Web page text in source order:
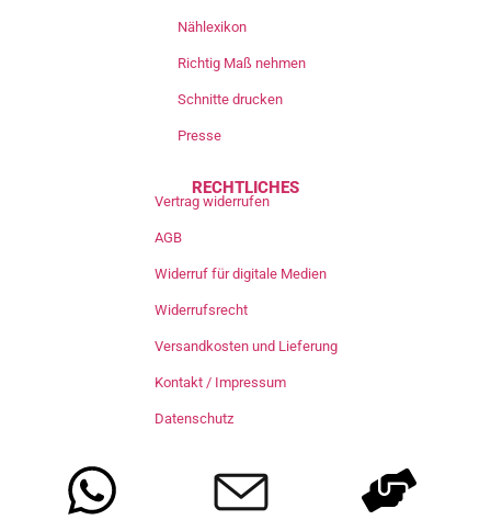
Nählexikon
Richtig Maß nehmen
Schnitte drucken
Presse
RECHTLICHES
Vertrag widerrufen
AGB
Widerruf für digitale Medien
Widerrufsrecht
Versandkosten und Lieferung
Kontakt / Impressum
Datenschutz